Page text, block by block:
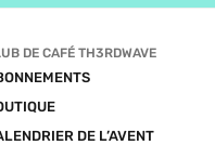
DE CAFÉ TH3RDWAVE
DE L’AVENT